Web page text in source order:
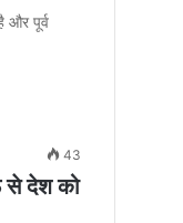
और पूर्व
43
से देश को